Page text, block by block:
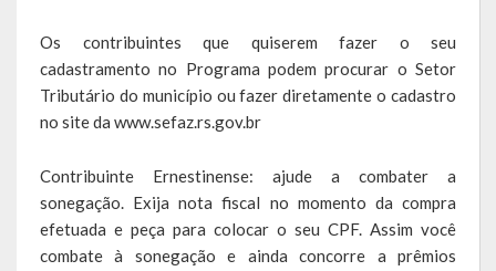
Legislação
ATOS NORMATIVOS
LEIS ORDINÁRIAS
LEIS COMPLEMENTARES
Os contribuintes que quiserem fazer o seu
cadastramento no Programa podem procurar o Setor
Tributário do município ou fazer diretamente o cadastro
no site da www.sefaz.rs.gov.br
Contribuinte Ernestinense: ajude a combater a
sonegação. Exija nota fiscal no momento da compra
efetuada e peça para colocar o seu CPF. Assim você
combate à sonegação e ainda concorre a prêmios